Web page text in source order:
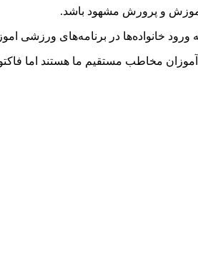
آموزش و پرورش مشهود باشد.
ورود خانواده‌ها در برنامه‌های
مخاطب مستقیم ما هستند اما